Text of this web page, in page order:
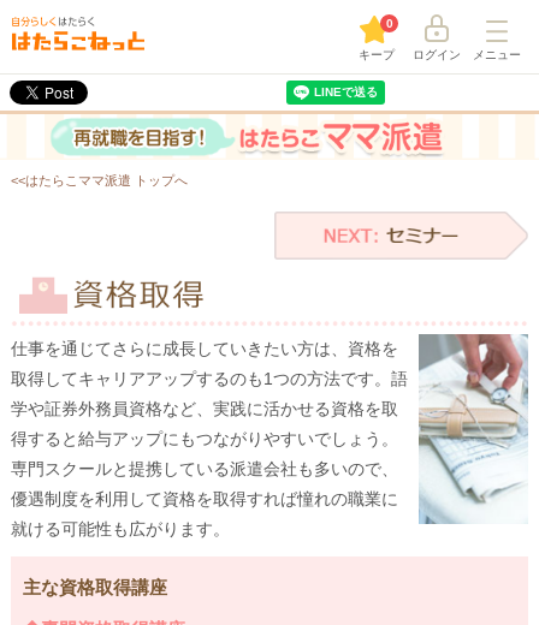
キープ
0
ログイン メニュー
<<はたらこママ派遣 トップへ
仕事を通じてさらに成長していきたい方は、資格を
取得してキャリアアップするのも1つの方法です。語
学や証券外務員資格など、実践に活かせる資格を取
得すると給与アップにもつながりやすいでしょう。
専門スクールと提携している派遣会社も多いので、
優遇制度を利用して資格を取得すれば憧れの職業に
就ける可能性も広がります。
主な資格取得講座